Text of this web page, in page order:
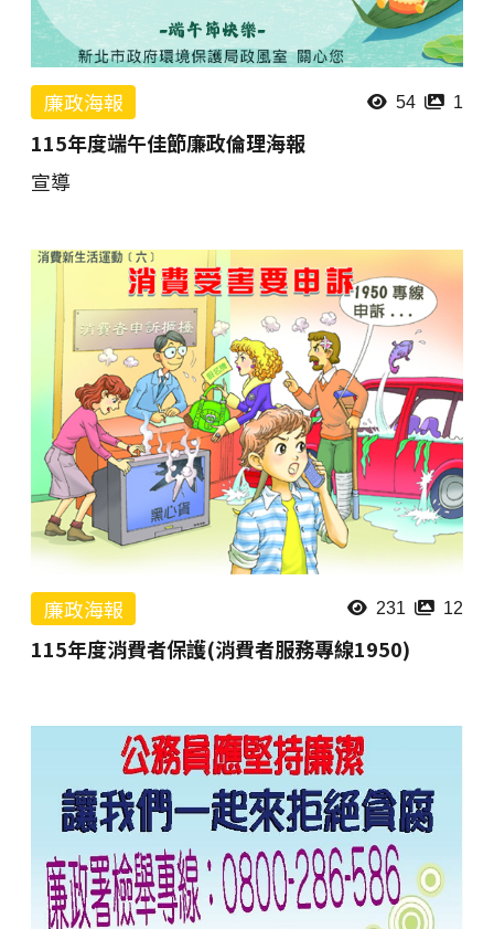
廉政海報 54 1
115年度端午佳節廉政倫理海報
宣導
廉政海報 231 12
115年度消費者保護(消費者服務專線1950)